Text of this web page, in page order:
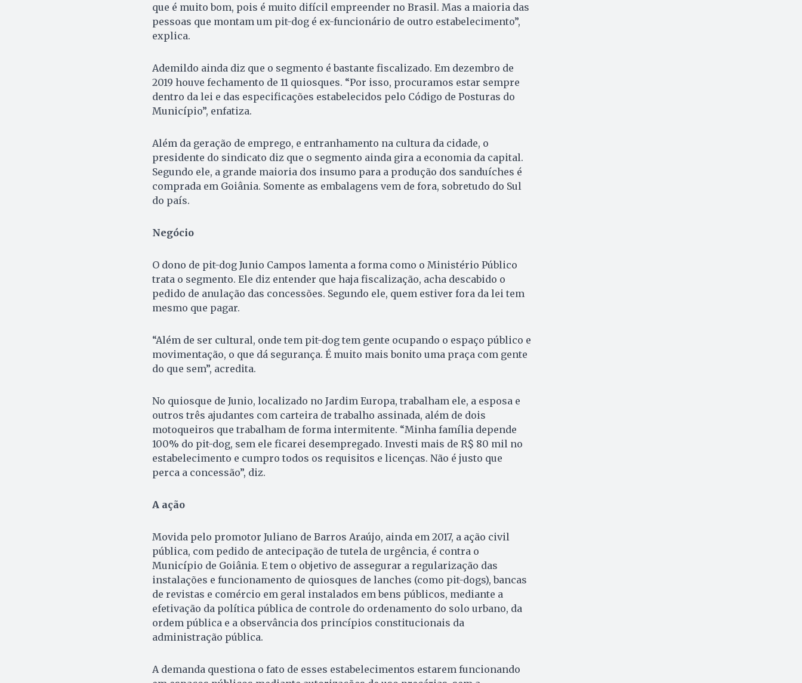
que é muito bom, pois é muito difícil empreender no Brasil. Mas a maioria das
pessoas que montam um pit-dog é ex-funcionário de outro estabelecimento”,
explica.
Ademildo ainda diz que o segmento é bastante fiscalizado. Em dezembro de
2019 houve fechamento de 11 quiosques. “Por isso, procuramos estar sempre
dentro da lei e das especificações estabelecidos pelo Código de Posturas do
Município”, enfatiza.
Além da geração de emprego, e entranhamento na cultura da cidade, o
presidente do sindicato diz que o segmento ainda gira a economia da capital.
Segundo ele, a grande maioria dos insumo para a produção dos sanduíches é
comprada em Goiânia. Somente as embalagens vem de fora, sobretudo do Sul
do país.
Negócio
O dono de pit-dog Junio Campos lamenta a forma como o Ministério Público
trata o segmento. Ele diz entender que haja fiscalização, acha descabido o
pedido de anulação das concessões. Segundo ele, quem estiver fora da lei tem
mesmo que pagar.
“Além de ser cultural, onde tem pit-dog tem gente ocupando o espaço público e
movimentação, o que dá segurança. É muito mais bonito uma praça com gente
do que sem”, acredita.
No quiosque de Junio, localizado no Jardim Europa, trabalham ele, a esposa e
outros três ajudantes com carteira de trabalho assinada, além de dois
motoqueiros que trabalham de forma intermitente. “Minha família depende
100% do pit-dog, sem ele ficarei desempregado. Investi mais de R$ 80 mil no
estabelecimento e cumpro todos os requisitos e licenças. Não é justo que
perca a concessão”, diz.
A ação
Movida pelo promotor Juliano de Barros Araújo, ainda em 2017, a ação civil
pública, com pedido de antecipação de tutela de urgência, é contra o
Município de Goiânia. E tem o objetivo de assegurar a regularização das
instalações e funcionamento de quiosques de lanches (como pit-dogs), bancas
de revistas e comércio em geral instalados em bens públicos, mediante a
efetivação da política pública de controle do ordenamento do solo urbano, da
ordem pública e a observância dos princípios constitucionais da
administração pública.
A demanda questiona o fato de esses estabelecimentos estarem funcionando